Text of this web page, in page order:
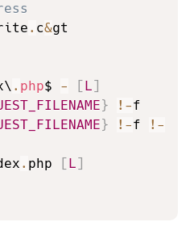
. c&gt
. php$ - L
} ! -f
} ! -f ! -
. php L